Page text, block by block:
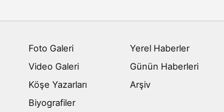
Foto Galeri
Video Galeri
Köşe Yazarları
Biyografiler
Yerel Haberler
Günün Haberleri
Arşiv